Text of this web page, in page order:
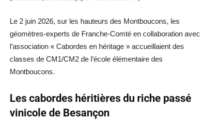
Le 2 juin 2026, sur les hauteurs des Montboucons, les
géomètres-experts de Franche-Comté en collaboration avec
l’association « Cabordes en héritage » accueillaient des
classes de CM1/CM2 de l’école élémentaire des
Montboucons.
Les cabordes héritières du riche passé
vinicole de Besançon